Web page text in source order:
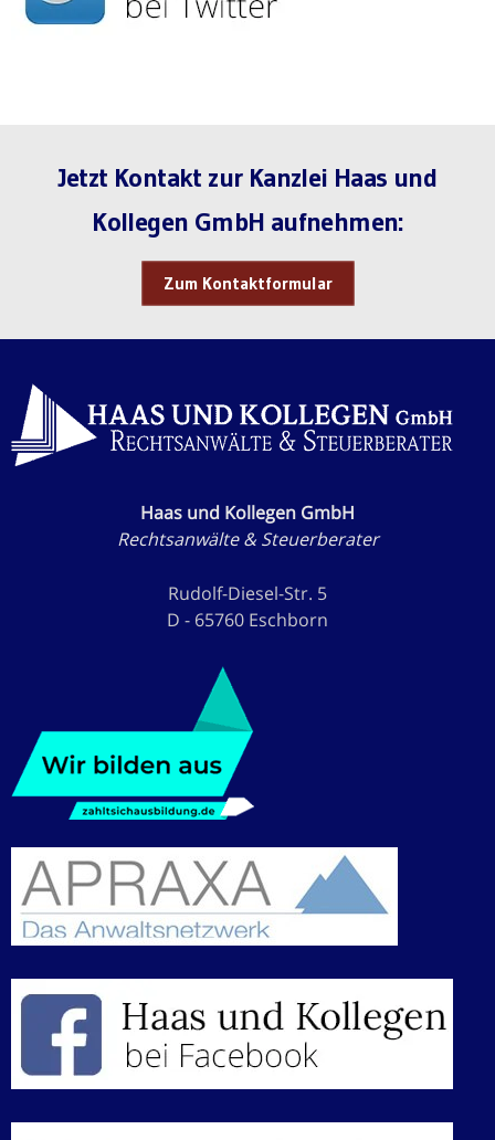
Jetzt Kontakt zur Kanzlei Haas und
Kollegen GmbH aufnehmen:
Zum Kontaktformular
Haas und Kollegen GmbH
Rechtsanwälte & Steuerberater
Rudolf-Diesel-Str. 5
D - 65760 Eschborn